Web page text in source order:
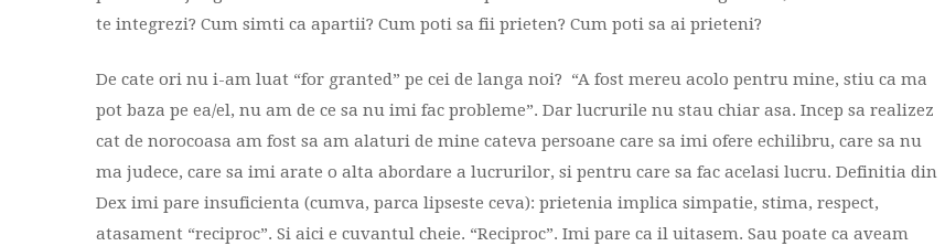
te integrezi? Cum simti ca apartii? Cum poti sa fii prieten? Cum poti sa ai prieteni?
De cate ori nu i-am luat “for granted” pe cei de langa noi? “A fost mereu acolo pentru mine, stiu ca ma
pot baza pe ea/el, nu am de ce sa nu imi fac probleme”. Dar lucrurile nu stau chiar asa. Incep sa realizez
cat de norocoasa am fost sa am alaturi de mine cateva persoane care sa imi ofere echilibru, care sa nu
ma judece, care sa imi arate o alta abordare a lucrurilor, si pentru care sa fac acelasi lucru. Definitia din
Dex imi pare insuficienta (cumva, parca lipseste ceva): prietenia implica simpatie, stima, respect,
atasament “reciproc”. Si aici e cuvantul cheie. “Reciproc”. Imi pare ca il uitasem. Sau poate ca aveam